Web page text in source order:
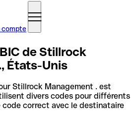
compte
de Stillrock
États-Unis
Stillrock Management . est
divers codes pour différents
code correct avec le destinataire